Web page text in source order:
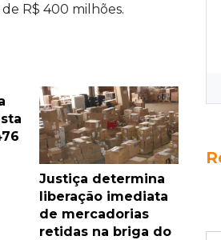
R$ 400 milhões.
Justiça determina
liberação imediata
de mercadorias
retidas na briga do